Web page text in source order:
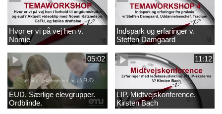
Hvor er vi på vej hen v.
Nomie
Indspark og erfaringer v.
Steffen Damgaard
05:02
EUD. Særlige elevgrupper.
Ordblinde.
11:12
LIP. Midtvejskonference.
Kirsten Bach